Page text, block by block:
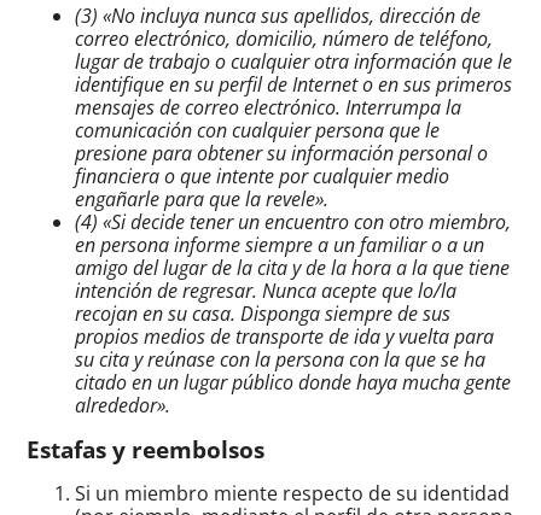
(3) «No incluya nunca sus apellidos, dirección de
correo electrónico, domicilio, número de teléfono,
lugar de trabajo o cualquier otra información que le
identifique en su perfil de Internet o en sus primeros
mensajes decorreo electrónico. Interrumpa la
comunicación con cualquier persona que le
presione para obtener su información personal o
financiera o que intente por cualquier medio
engañarle para que la revele».
(4) «Si decide tener un encuentro con otro miembro,
en personainforme siempre a un familiar o a un
amigo del lugar de la cita y de la hora a la que tiene
intención de regresar. Nunca acepte que lo/la
recojan en su casa. Disponga siempre de sus
propios medios de transporte de ida y vuelta para
su cita y reúnase con la persona con la que se ha
citado en un lugar público donde haya mucha gente
alrededor».
Estafas y reembolsos
Si un miembro miente respecto de su identidad